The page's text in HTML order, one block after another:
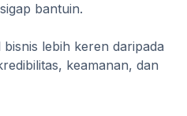
bantuin.
lebih keren daripada
keamanan, dan